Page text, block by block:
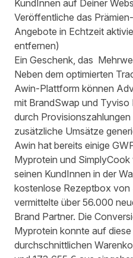
KundInnen auf Deiner
Veröffentliche das
Angebote in Echtzeit
entfernen)
Ein Geschenk, das
Neben dem optimierten
Awin-Plattform können
mit BrandSwap und
durch
zusätzliche Umsätze
Awin hat bereits einige
Myprotein und
seinen KundInnen in der
kostenlose Rezeptbox von
vermittelte über 56.000
Brand Partner. Die
Myprotein konnte auf diese
durchschnittlichen